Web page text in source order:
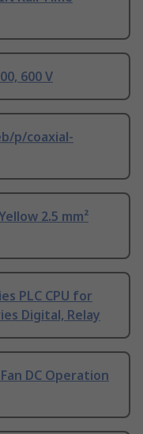
600 V
p/coaxial-
2.5 mm²
PLC CPU for
Digital, Relay
DC Operation